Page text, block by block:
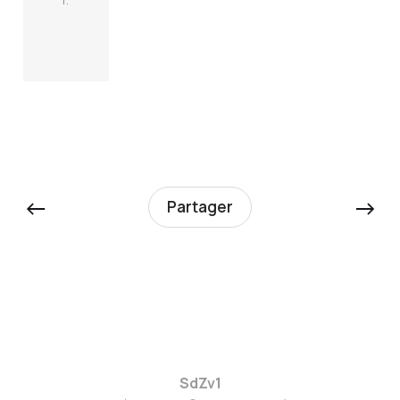
← Partager →
SdZv1